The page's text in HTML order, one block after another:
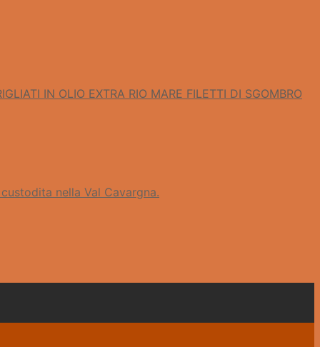
FILETTI DI SGOMBRO
nella Val Cavargna.